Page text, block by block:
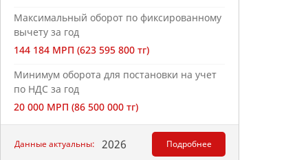
Максимальный оборот по фиксированному
вычету за год
144 184 МРП (623 595 800 тг)
Минимум оборота для постановки на учет
по НДС за год
20 000 МРП (86 500 000 тг)
Данные актуальны: 2026 Подробнее